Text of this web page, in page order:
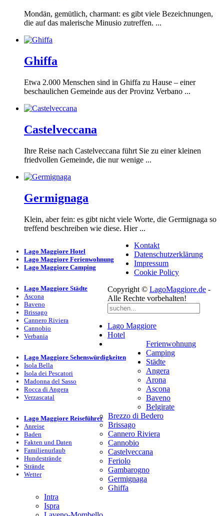
Mondän, gemütlich, charmant: es gibt viele Bezeichnungen,
die auf das malerische Minusio zutreffen. ...
Ghiffa
Etwa 2.000 Menschen sind in Ghiffa zu Hause – einer
beschaulichen Gemeinde aus der Provinz Verbano ...
Castelveccana
Ihre Reise nach Castelveccana führt Sie zu einer kleinen
friedvollen Gemeinde, die nur wenige ...
Germignaga
Klein, aber fein: es gibt nicht viele Worte, die Germignaga so
treffend beschreiben wie diese. Hier ...
Lago Maggiore Hotel
Lago Maggiore Ferienwohnung
Lago Maggiore Camping
Lago Maggiore Städte
Ascona
Baveno
Brissago
Cannero Riviera
Cannobio
Verbania
Lago Maggiore Sehenswürdigkeiten
Isola Bella
Isola dei Pescatori
Madonna del Sasso
Rocca di Angera
Verzascatal
Lago Maggiore Reiseführer
Anreise
Baden
Fakten und Daten
Familienurlaub
Hundestrände
Strände
Wetter
Kontakt
Datenschutzerklärung
Impressum
Cookie Policy
Copyright © LagoMaggiore.de -
Alle Rechte vorbehalten!
Lago Maggiore
Hotel
Ferienwohnung
Camping
Städte
Angera
Arona
Ascona
Baveno
Belgirate
Brezzo di Bedero
Brissago
Cannero Riviera
Cannobio
Castelveccana
Feriolo
Gambarogno
Germignaga
Ghiffa
Intra
Ispra